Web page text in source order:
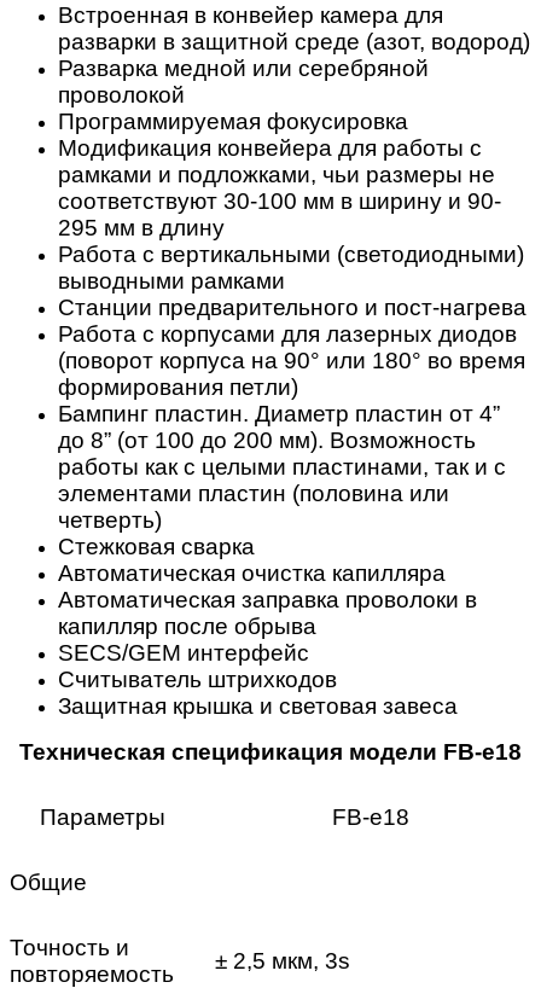
Встроенная в конвейер камера для
разварки в защитной среде (азот, водород)
Разварка медной или серебряной
проволокой
Программируемая фокусировка
Модификация конвейера для работы с
рамками и подложками, чьи размеры не
соответствуют 30-100 мм в ширину и 90-
295 мм в длину
Работа с вертикальными (светодиодными)
выводными рамками
Станции предварительного и пост-нагрева
Работа с корпусами для лазерных диодов
(поворот корпуса на 90° или 180° во время
формирования петли)
Бампинг пластин. Диаметр пластин от 4”
до 8” (от 100 до 200 мм). Возможность
работы как с целыми пластинами, так и с
элементами пластин (половина или
четверть)
Стежковая сварка
Автоматическая очистка капилляра
Автоматическая заправка проволоки в
капилляр после обрыва
SECS/GEM интерфейс
Считыватель штрихкодов
Защитная крышка и световая завеса
Техническая спецификация модели FB-e18
Параметры FB-e18
Общие
Точность и
повторяемость
± 2,5 мкм, 3s